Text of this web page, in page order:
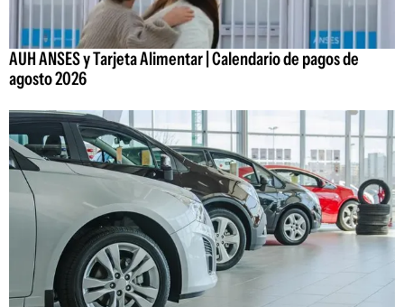
AUH ANSES y Tarjeta Alimentar | Calendario de pagos de
agosto 2026